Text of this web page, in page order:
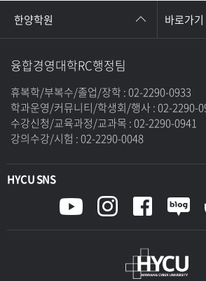
한양학원 바로가기
HYCU SNS
융합경영대학RC행정팀
휴복학/부복수/졸업/장학 : 02-2290-0933
학과운영/커뮤니티/학생회/행사 : 02-2290-
수강신청/교육과정/교과목 : 02-2290-0941
강의수강/시험 : 02-2290-0048